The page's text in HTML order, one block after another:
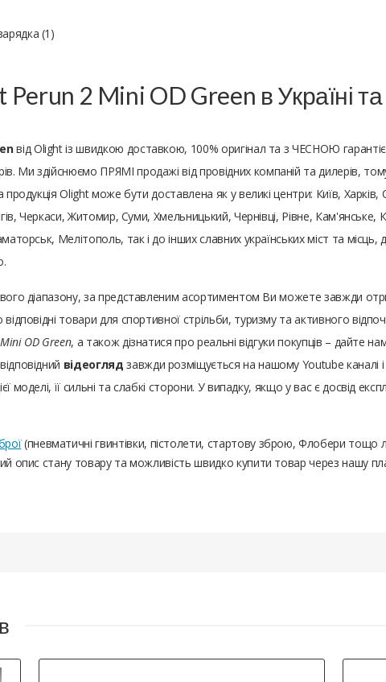
(1)
Perun 2 Mini OD Green в Україні
від Olight із швидкою доставкою, 100% оригінал та з ЧЕСНОЮ
здійснюємо ПРЯМІ продажі від провідних компаній та дилерів,
Olight може бути доставлена ​​як у великі центри: Київ,
Черкаси, Житомир, Суми, Хмельницький, Чернівці, Рівне, Кам'янське,
Мелітополь, так і до інших славних українських міст та місць,
діапазону, за представленим асортиментом Ви можете завжди
товари для спортивної стрільби, туризму та активного
OD Green, а також дізнатися про реальні відгуки покупців – дайте
відеогляд завжди розміщується на нашому Youtube каналі
моделі, її сильні та слабкі сторони. У випадку, якщо у вас є досвід
(пневматичні гвинтівки, пістолети, стартову зброю, Флобери тощо
опис стану товару та можливість швидко купити товар через нашу